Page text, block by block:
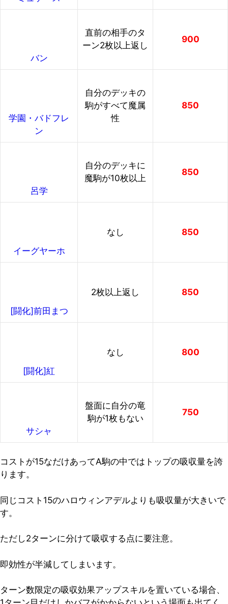
バン
直前の相手のタ
ーン2枚以上返し
900
学園・バドフレ
ン
自分のデッキの
駒がすべて魔属
性
850
呂学
自分のデッキに
魔駒が10枚以上
850
イーグヤーホ
なし 850
[闘化]前田まつ
2枚以上返し 850
[闘化]紅
なし 800
サシャ
盤面に自分の竜
駒が1枚もない
750
コストが15なだけあってA駒の中ではトップの吸収量を誇
ります。
同じコスト15のハロウィンアデルよりも吸収量が大きいで
す。
ただし2ターンに分けて吸収する点に要注意。
即効性が半減してしまいます。
ターン数限定の吸収効果アップスキルを置いている場合、